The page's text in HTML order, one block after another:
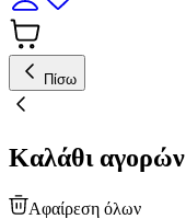
Πίσω
Καλάθι αγορών
Αφαίρεση όλων